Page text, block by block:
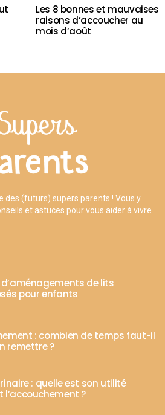
Les 8 bonnes et mauvaises
raisons d’accoucher au
mois d’août
des (futurs) supers parents ! Vous y
et astuces pour vous aider à vivre
d’aménagements de lits
pour enfants
: combien de temps faut-il
remettre ?
: quelle est son utilité
l’accouchement ?